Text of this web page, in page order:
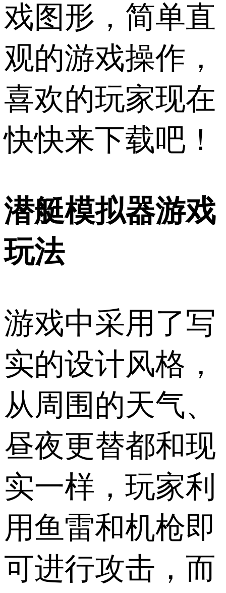
戏图形，简单直
观的游戏操作，
喜欢的玩家现在
快快来下载吧！
潜艇模拟器游戏
玩法
游戏中采用了写
实的设计风格，
从周围的天气、
昼夜更替都和现
实一样，玩家利
用鱼雷和机枪即
可进行攻击，而